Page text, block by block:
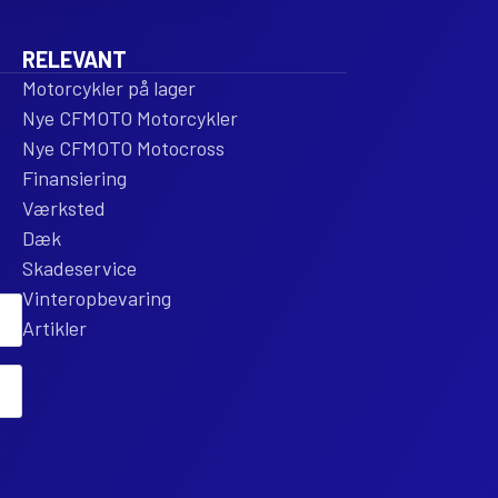
RELEVANT
Motorcykler på lager
Nye CFMOTO Motorcykler
Nye CFMOTO Motocross
Finansiering
Værksted
Dæk
Skadeservice
Vinteropbevaring
Artikler